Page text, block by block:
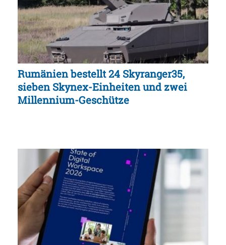
Rumänien bestellt 24 Skyranger35,
sieben Skynex-Einheiten und zwei
Millennium-Geschütze